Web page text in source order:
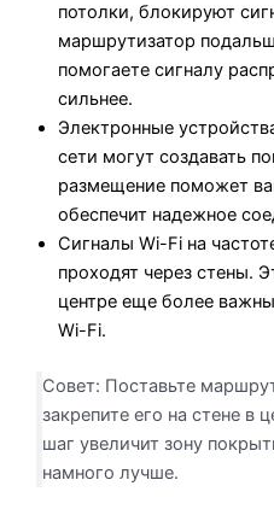
потолки, блокируют
маршрутизатор
помогаете сигналу
сильнее.
Электронные
сети могут создавать
размещение поможет
обеспечит надежное
Сигналы Wi-Fi на
проходят через стены.
центре еще более
Wi-Fi.
Совет: Поставьте
закрепите его на стене в
шаг увеличит зону
намного лучше.